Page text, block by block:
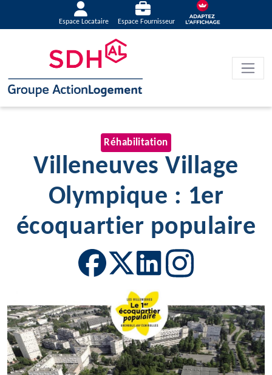
Espace Locataire Espace Fournisseur
Réhabilitation
Villeneuves Village
Olympique : 1er
écoquartier populaire